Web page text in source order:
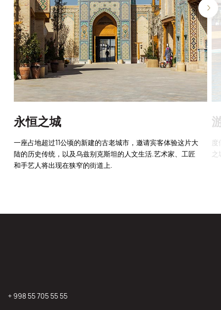
永恒之城
一座占地超过11公顷的新建的古老城市，邀请宾客体验这片大
陆的历史传统，以及乌兹别克斯坦的人文生活.艺术家、工匠
和手艺人将出现在狭窄的街道上.
之
+ 998 55 705 55 55